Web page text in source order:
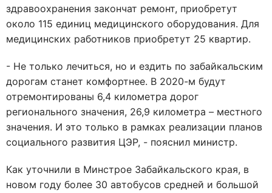
здравоохранения закончат ремонт, приобретут
около 115 единиц медицинского оборудования. Для
медицинских работников приобретут 25 квартир.
- Не только лечиться, но и ездить по забайкальским
дорогам станет комфортнее. В 2020-м будут
отремонтированы 6,4 километра дорог
регионального значения, 26,9 километра – местного
значения. И это только в рамках реализации планов
социального развития ЦЭР, - пояснил министр.
Как уточнили в Минстрое Забайкальского края, в
новом году более 30 автобусов средней и большой